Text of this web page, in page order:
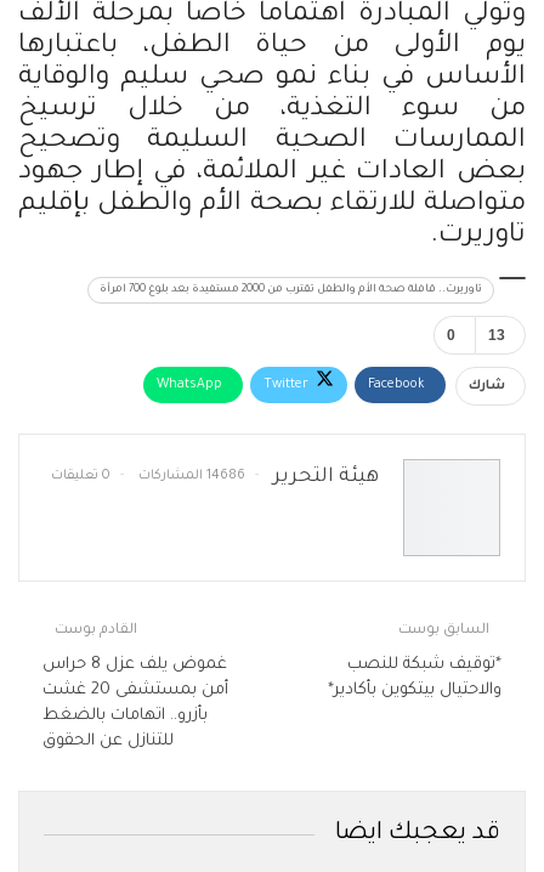
وتولي المبادرة اهتماماً خاصاً بمرحلة الألف
يوم الأولى من حياة الطفل، باعتبارها
الأساس في بناء نمو صحي سليم والوقاية
من سوء التغذية، من خلال ترسيخ
الممارسات الصحية السليمة وتصحيح
بعض العادات غير الملائمة، في إطار جهود
متواصلة للارتقاء بصحة الأم والطفل بإقليم
تاوريرت.
تاوريرت.. قافلة صحة الأم والطفل تقترب من 2000 مستفيدة بعد بلوغ 700 امرأة
0 13
شارك Facebook
Twitter
WhatsApp
هيئة التحرير 14686 المشاركات 0 تعليقات
السابق بوست
*توقيف شبكة للنصب
والاحتيال بيتكوين بأكادير*
القادم بوست
غموض يلف عزل 8 حراس
أمن بمستشفى 20 غشت
بأزرو.. اتهامات بالضغط
للتنازل عن الحقوق
قد يعجبك ايضا